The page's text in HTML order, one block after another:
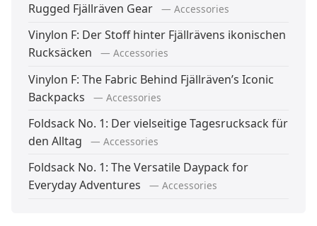
Rugged Fjällräven Gear
— Accessories
Vinylon F: Der Stoff hinter Fjällrävens ikonischen
Rucksäcken
— Accessories
Vinylon F: The Fabric Behind Fjällräven’s Iconic
Backpacks
— Accessories
Foldsack No. 1: Der vielseitige Tagesrucksack für
den Alltag
— Accessories
Foldsack No. 1: The Versatile Daypack for
Everyday Adventures
— Accessories